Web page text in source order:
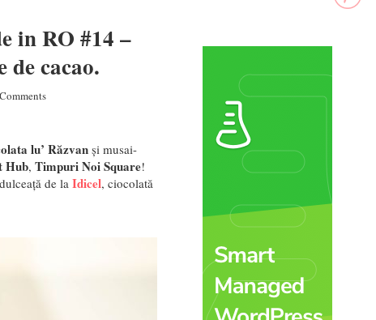
in RO #14 –
de cacao.
lu’ Răzvanși musai-
Hub, Timpuri Noi Square!
de laIdicel, ciocolată